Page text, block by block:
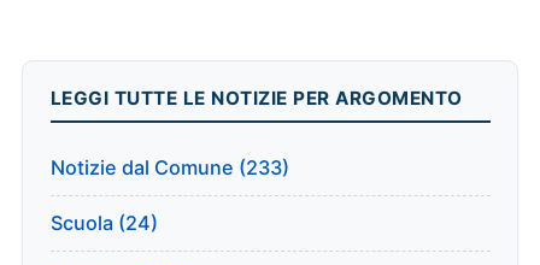
LEGGI TUTTE LE NOTIZIE PER ARGOMENTO
Notizie dal Comune (233)
Scuola (24)